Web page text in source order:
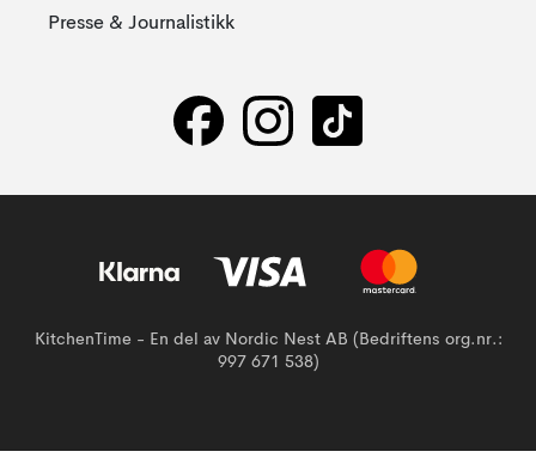
Presse & Journalistikk
KitchenTime - En del av Nordic Nest AB (Bedriftens org.nr.:
997 671 538)